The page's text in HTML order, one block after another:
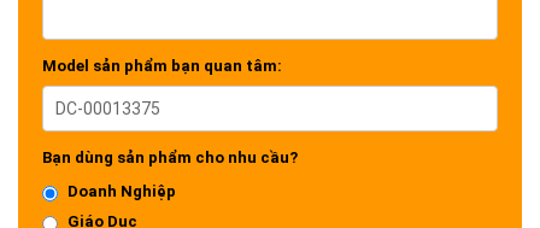
Model sản phẩm bạn quan tâm:
Bạn dùng sản phẩm cho nhu cầu?
Doanh Nghiệp
Giáo Dục